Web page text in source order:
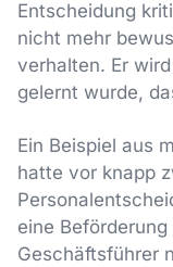
Entscheidung
nicht mehr
verhalten. Er
gelernt wurde,
Ein Beispiel aus
hatte vor knapp
eine
Geschäftsführer